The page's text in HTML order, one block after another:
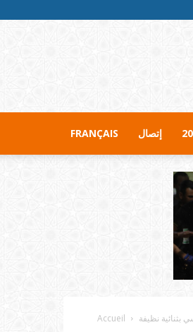
FRANÇAIS إتصال
Accueil بثنائية نظيفة